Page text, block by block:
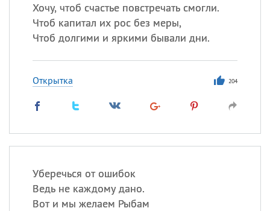
Хочу, чтоб счастье повстречать смогли.
Чтоб капитал их рос без меры,
Чтоб долгими и яркими бывали дни.
Открытка 204
Уберечься от ошибок
Ведь не каждому дано.
Вот и мы желаем Рыбам
Сергей, Теодор,